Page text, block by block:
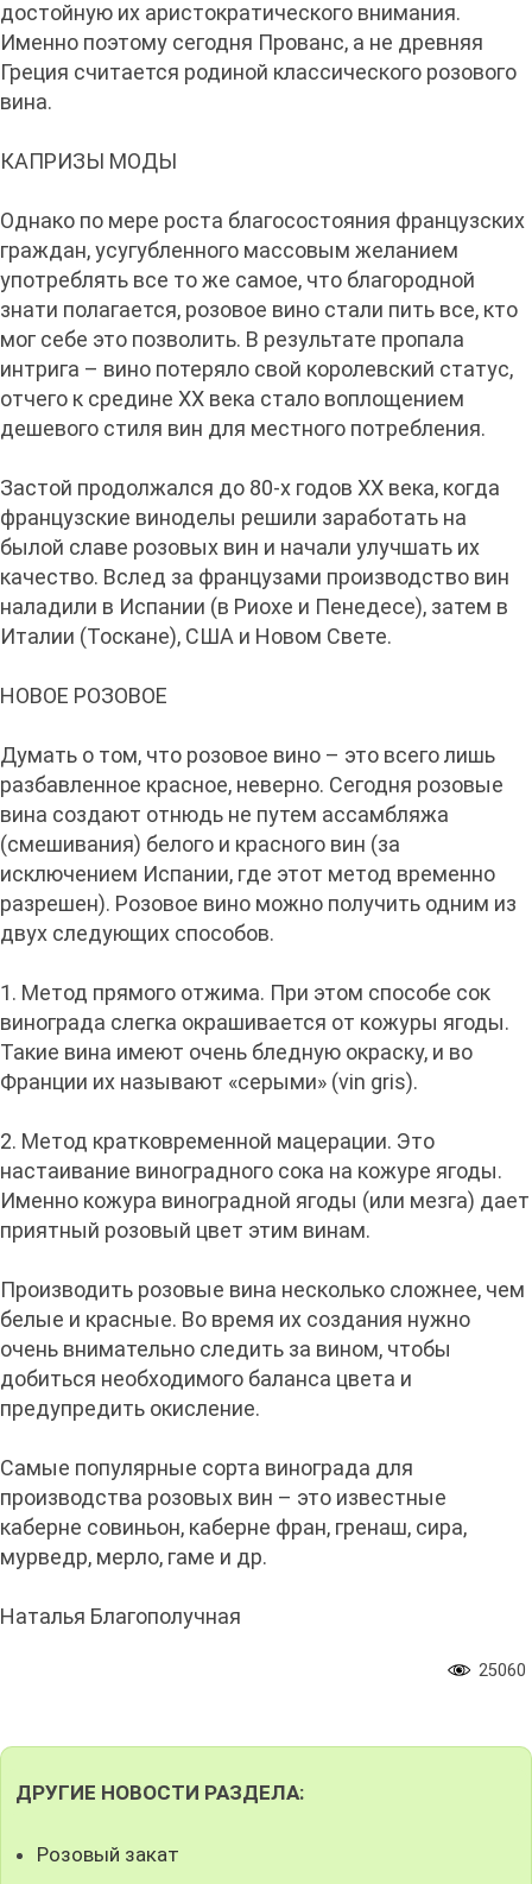
достойную их аристократического внимания.
Именно поэтому сегодня Прованс, а не древняя
Греция считается родиной классического розового
вина.
КАПРИЗЫ МОДЫ
Однако по мере роста благосостояния французских
граждан, усугубленного массовым желанием
употреблять все то же самое, что благородной
знати полагается, розовое вино стали пить все, кто
мог себе это позволить. В результате пропала
интрига – вино потеряло свой королевский статус,
отчего к средине XX века стало воплощением
дешевого стиля вин для местного потребления.
Застой продолжался до 80-х годов XX века, когда
французские виноделы решили заработать на
былой славе розовых вин и начали улучшать их
качество. Вслед за французами производство вин
наладили в Испании (в Риохе и Пенедесе), затем в
Италии (Тоскане), США и Новом Свете.
НОВОЕ РОЗОВОЕ
Думать о том, что розовое вино – это всего лишь
разбавленное красное, неверно. Сегодня розовые
вина создают отнюдь не путем ассамбляжа
(смешивания) белого и красного вин (за
исключением Испании, где этот метод временно
разрешен). Розовое вино можно получить одним из
двух следующих способов.
1. Метод прямого отжима. При этом способе сок
винограда слегка окрашивается от кожуры ягоды.
Такие вина имеют очень бледную окраску, и во
Франции их называют «серыми» (vin gris).
2. Метод кратковременной мацерации. Это
настаивание виноградного сока на кожуре ягоды.
Именно кожура виноградной ягоды (или мезга) дает
приятный розовый цвет этим винам.
Производить розовые вина несколько сложнее, чем
белые и красные. Во время их создания нужно
очень внимательно следить за вином, чтобы
добиться необходимого баланса цвета и
предупредить окисление.
Самые популярные сорта винограда для
производства розовых вин – это известные
каберне совиньон, каберне фран, гренаш, сира,
мурведр, мерло, гаме и др.
Наталья Благополучная
25060
ДРУГИЕ НОВОСТИ РАЗДЕЛА:
Розовый закат